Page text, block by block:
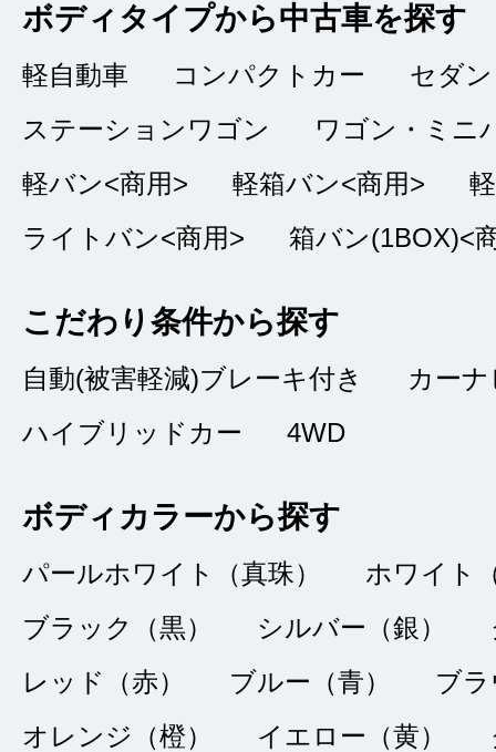
5
総合評価
2023/11/05
中古車を買
自動車ですね
近鉄バファロー
販売店の評価
接客：
問合せ：
ができました。他
択だと思います。
ました。
ボディタイプから中古車を探す
軽自動車 コンパクトカー
セダン
ステーションワゴン
ワゴン・ミニ
軽バン<商用>
軽箱バン<商用>
ライトバン<商用>
箱バン(1BOX)<
こだわり条件から探す
自動(被害軽減)ブレーキ付き
カー
ハイブリッドカー
4WD
ボディカラーから探す
パールホワイト（真珠）
ホワイト
ブラック（黒）
シルバー（銀）
レッド（赤）
ブルー（青）
ブ
オレンジ（橙）
イエロー（黄）